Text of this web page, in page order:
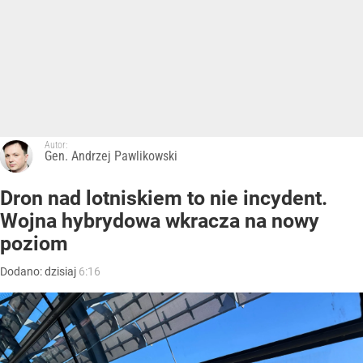
Autor:
Gen. Andrzej Pawlikowski
Dron nad lotniskiem to nie incydent.
Wojna hybrydowa wkracza na nowy
poziom
Dodano:dzisiaj 6:16